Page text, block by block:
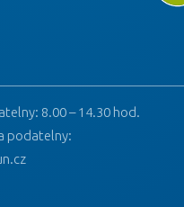
8.00 – 14.30 hod.
podatelny: